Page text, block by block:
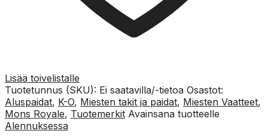
Lisää toivelistalle
Tuotetunnus (SKU): Ei saatavilla/-tietoa Osastot:
Aluspaidat, K-O, Miesten takit ja paidat, Miesten Vaatteet,
Mons Royale, Tuotemerkit Avainsana tuotteelle
Alennuksessa